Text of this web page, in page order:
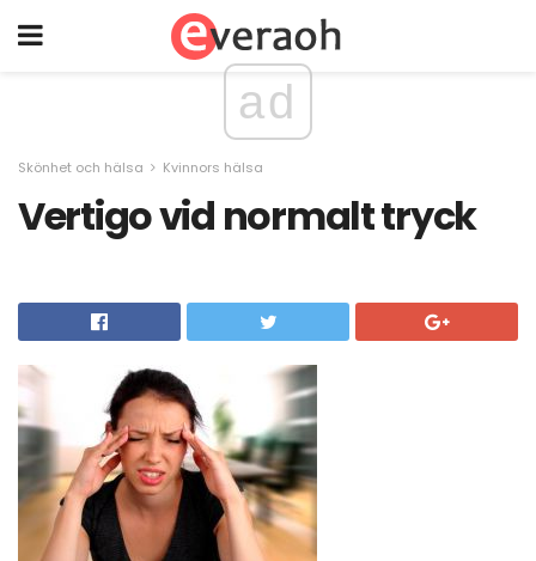
ad
Skönhet och hälsa Kvinnors hälsa
Vertigo vid normalt tryck